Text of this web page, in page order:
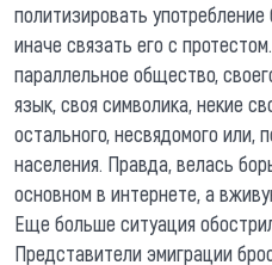
политизировать употребление
иначе связать его с
параллельное общество,
язык, своя символика, некие
остального, несвядомого или,
населения. Правда, велась
основном в интернете, а
Еще больше ситуация
Представители эмиграции